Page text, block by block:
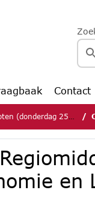
Contact
25 maart 2021)